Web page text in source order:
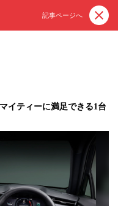
記事ページへ
イティーに満足できる1台